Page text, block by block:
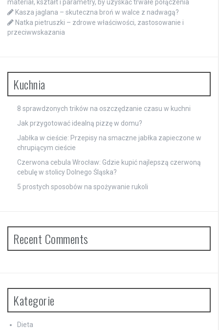
materiał, kształt i parametry, by uzyskać trwałe połączenia
Kasza jaglana – skuteczna broń w walce z nadwagą?
Natka pietruszki – zdrowe właściwości, zastosowanie i
przeciwwskazania
Kuchnia
8 sprawdzonych trików na oszczędzanie czasu w kuchni
Jak przygotować idealną pizzę w domu?
Jabłka w cieście: Przepisy na smaczne jabłka zapieczone w
chrupiącym cieście
Czerwona cebula Wrocław: Gdzie kupić najlepszą czerwoną
cebulę w stolicy Dolnego Śląska?
5 prostych sposobów na spożywanie rukoli
Recent Comments
Kategorie
Dieta